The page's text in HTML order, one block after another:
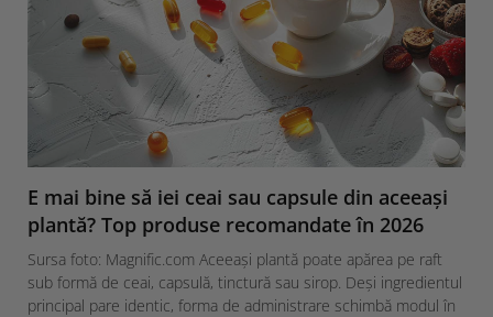
E mai bine să iei ceai sau capsule din aceeași
plantă? Top produse recomandate în 2026
Sursa foto: Magnific.com Aceeași plantă poate apărea pe raft
sub formă de ceai, capsulă, tinctură sau sirop. Deși ingredientul
principal pare identic, forma de administrare schimbă modul în